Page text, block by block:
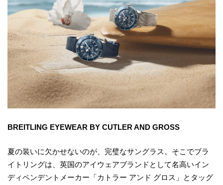
BREITLING EYEWEAR BY CUTLER AND GROSS
夏の装いに欠かせないのが、完璧なサングラス。そこでブラ
イトリングは、英国のアイウェアブランドとして名高いイン
ディペンデントメーカー「カトラー アンド グロス」とタッグ